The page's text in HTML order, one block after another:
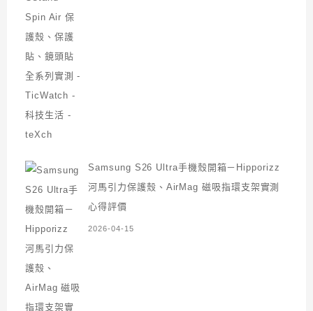
Samsung S26 Ultra手機殼開箱－Hipporizz
河馬引力保護殼、AirMag 磁吸指環支架實測
心得評價
2026-04-15